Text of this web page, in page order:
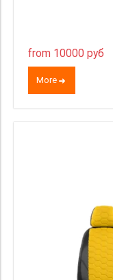
from 10000 руб
More